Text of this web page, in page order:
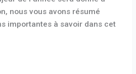
nous vous avons résumé
importantes à savoir dans cet